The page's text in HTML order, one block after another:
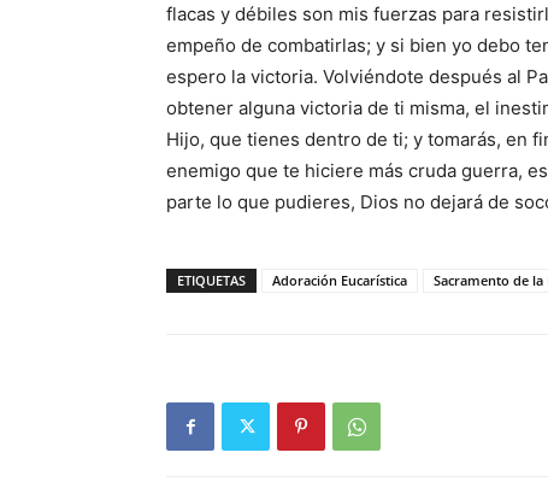
flacas y débiles son mis fuerzas para
empeño de combatirlas; y si bien yo debo
espero la victoria. Volviéndote después al
obtener alguna victoria de ti misma, el
Hijo, que tienes dentro de ti; y tomarás, en
enemigo que te hiciere más cruda guerra,
parte lo que pudieres, Dios no dejará de
ETIQUETAS Adoración Eucarística Sacramento de la